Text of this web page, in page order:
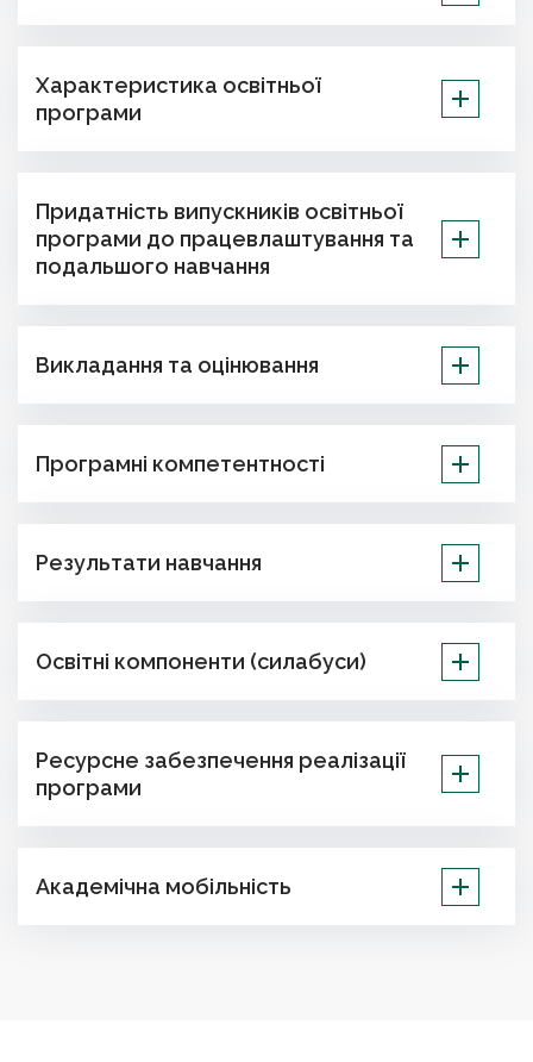
Характеристика освітньої
програми
Придатність випускників освітньої
програми до працевлаштування та
подальшого навчання
Викладання та оцінювання
Програмні компетентності
Результати навчання
Освітні компоненти (силабуси)
Ресурсне забезпечення реалізації
програми
Академічна мобільність